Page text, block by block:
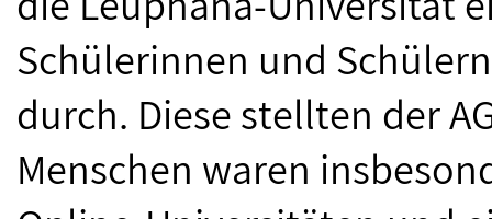
Schülerinnen und
durch. Diese stellten der
Menschen waren